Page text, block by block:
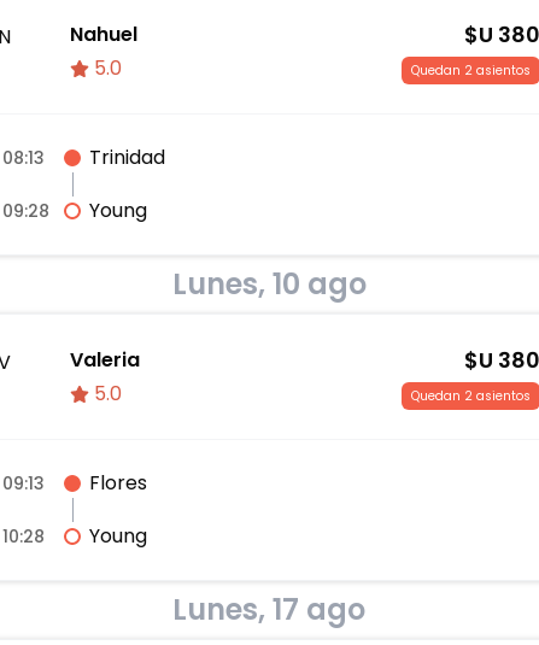
N
Nahuel
5.0
$U 380
Quedan 2 asientos
08:13 Trinidad
09:28 Young
Lunes, 10 ago
Valeria
5.0
$U 380
Quedan 2 asientos
09:13 Flores
10:28 Young
Lunes, 17 ago